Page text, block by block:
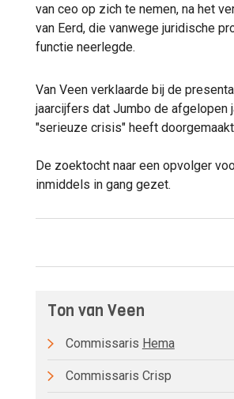
van ceo op zich te nemen, na het
van Eerd, die vanwege juridische
functie neerlegde.
Van Veen verklaarde bij de
jaarcijfers dat Jumbo de afgelopen
"serieuze crisis" heeft
De zoektocht naar een opvolger
inmiddels in gang gezet.
Ton van Veen
Commissaris Hema
Commissaris Crisp